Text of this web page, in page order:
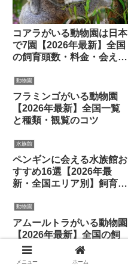
コアラがいる動物園は日本
で7園【2026年最新】全国
の飼育頭数・料金・会える
動物園
フラミンゴがいる動物園
【2026年最新】全国一覧
と種類・観覧のコツ
水族館
ペンギンに会える水族館お
すすめ16選【2026年最
新・全国エリア別】飼育種
動物園
アムールトラがいる動物園
【2026年最新】全国の飼
育施設一覧と赤ちゃん情報
メニュー ホーム